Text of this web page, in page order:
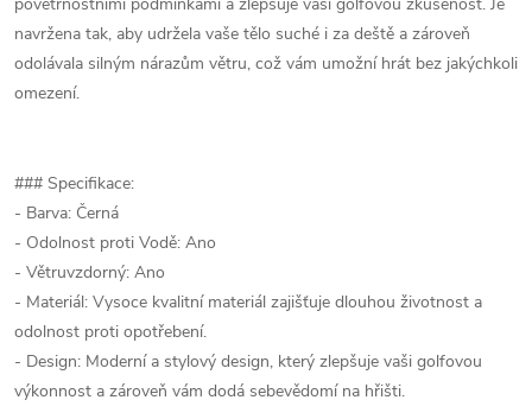
navržena tak, aby udržela vaše tělo suché i za deště a zároveň
odolávala silným nárazům větru, což vám umožní hrát bez jakýchkoli
omezení.
### Specifikace:
- Barva: Černá
- Odolnost proti Vodě: Ano
- Větruvzdorný: Ano
- Materiál: Vysoce kvalitní materiál zajišťuje dlouhou životnost a
odolnost proti opotřebení.
- Design: Moderní a stylový design, který zlepšuje vaši golfovou
výkonnost a zároveň vám dodá sebevědomí na hřišti.